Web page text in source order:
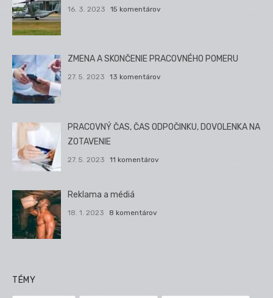
16. 3. 2023 15 komentárov
ZMENA A SKONČENIE PRACOVNÉHO POMERU
27. 5. 2023 13 komentárov
PRACOVNÝ ČAS, ČAS ODPOČINKU, DOVOLENKA NA
ZOTAVENIE
27. 5. 2023 11 komentárov
Reklama a médiá
18. 1. 2023 8 komentárov
TÉMY